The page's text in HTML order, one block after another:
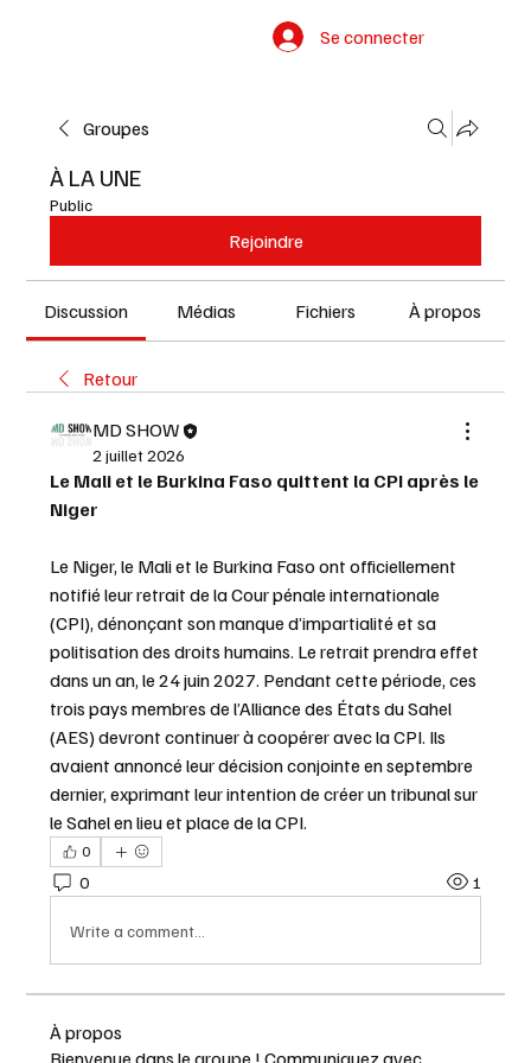
Se connecter
Groupes
À LA UNE
Public
Rejoindre
Discussion Médias Fichiers À propos
Retour
MD SHOW
2 juillet 2026
Le Mali et le Burkina Faso quittent la CPI après le
Niger
Le Niger, le Mali et le Burkina Faso ont officiellement
notifié leur retrait de la Cour pénale internationale
(CPI), dénonçant son manque d’impartialité et sa
politisation des droits humains. Le retrait prendra effet
dans un an, le 24 juin 2027. Pendant cette période, ces
trois pays membres de l’Alliance des États du Sahel
(AES) devront continuer à coopérer avec la CPI. Ils
avaient annoncé leur décision conjointe en septembre
dernier, exprimant leur intention de créer un tribunal sur
le Sahel en lieu et place de la CPI.
0
0 1
Write a comment...
À propos
Bienvenue dans le groupe ! Communiquez avec